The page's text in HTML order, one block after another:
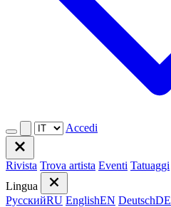
Accedi
Rivista Trova artista Eventi Tatuaggi
Lingua
РусскийRU EnglishEN DeutschDE